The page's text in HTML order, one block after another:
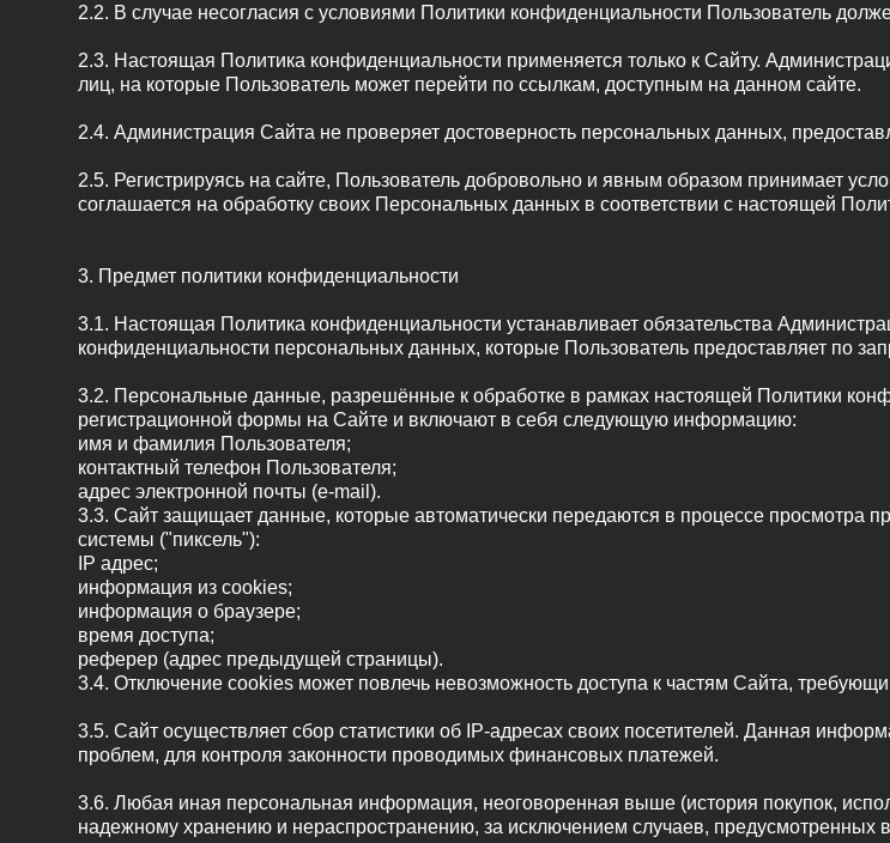
2.2. В случае несогласия с условиями Политики конфиденциальности Пользователь
2.3. Настоящая Политика конфиденциальности применяется только к Сайту.
лиц, на которые Пользователь может перейти по ссылкам, доступным на данном сайте.
2.4. Администрация Сайта не проверяет достоверность персональных данных,
2.5. Регистрируясь на сайте, Пользователь добровольно и явным образом принимает
соглашается на обработку своих Персональных данных в соответствии с настоящей
3. Предмет политики конфиденциальности
3.1. Настоящая Политика конфиденциальности устанавливает обязательства
конфиденциальности персональных данных, которые Пользователь предоставляет по
3.2. Персональные данные, разрешённые к обработке в рамках настоящей Политики
регистрационной формы на Сайте и включают в себя следующую информацию:
имя и фамилия Пользователя;
контактный телефон Пользователя;
адрес электронной почты (e-mail).
3.3. Сайт защищает данные, которые автоматически передаются в процессе просмотра
системы ("пиксель"):
IP адрес;
информация из cookies;
информация о браузере;
время доступа;
реферер (адрес предыдущей страницы).
3.4. Отключение cookies может повлечь невозможность доступа к частям Сайта,
3.5. Сайт осуществляет сбор статистики об IP-адресах своих посетителей. Данная
проблем, для контроля законности проводимых финансовых платежей.
3.6. Любая иная персональная информация, неоговоренная выше (история покупок,
надежному хранению и нераспространению, за исключением случаев, предусмотренных